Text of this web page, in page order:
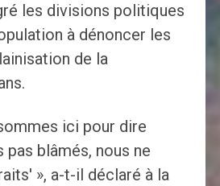
les divisions politiques
à dénoncer les
de la
ici pour dire
pas blâmés, nous ne
», a-t-il déclaré à la